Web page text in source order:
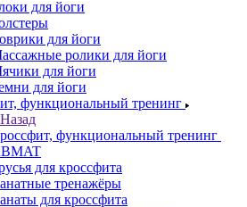
для йоги
для йоги
ролики для йоги
для йоги
для йоги
функциональный тренинг
Назад
функциональный тренинг
для кроссфита
тренажёры
для кроссфита